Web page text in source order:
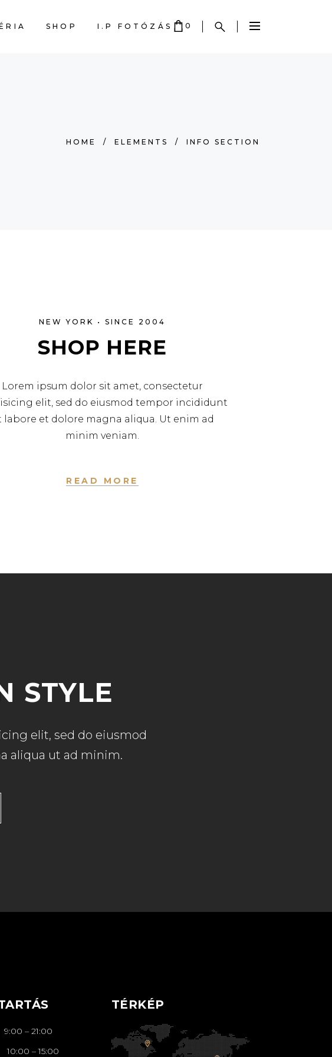
SHOP I.P FOTÓZÁS 0
HOME / ELEMENTS / INFO SECTION
NEW YORK • SINCE 2004
SHOP HERE
Lorem ipsum dolor sit amet, consectetur
elit, sed do eiusmod tempor incididunt
labore et dolore magna aliqua. Ut enim ad
minim veniam.
READ MORE
STYLE
elit, sed do eiusmod
aliqua ut ad minim.
9:00 – 21:00
10:00 – 15:00
TÉRKÉP